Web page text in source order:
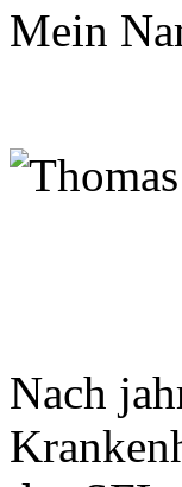
Mein
Nach